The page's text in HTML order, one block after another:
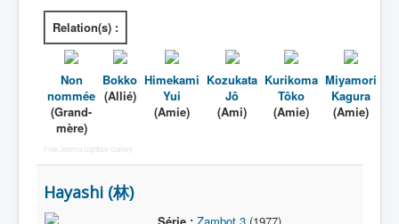
Relation(s) :
Non
nommée
(Grand-
mère)
Bokko
(Allié)
Himekami
Yui
(Amie)
Kozukata
Jô
(Ami)
Kurikoma
Tôko
(Amie)
Miyamori
Kagura
(Amie)
Free Joomla Lightbox Gallery
Hayashi (林)